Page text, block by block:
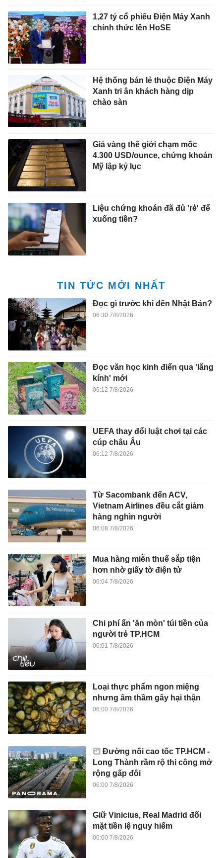
1,27 tỷ cổ phiếu Điện Máy Xanh
chính thức lên HoSE
Hệ thống bán lẻ thuộc Điện Máy
Xanh tri ân khách hàng dịp
chào sàn
Giá vàng thế giới chạm mốc
4.300 USD/ounce, chứng khoán
Mỹ lập kỷ lục
Liệu chứng khoán đã đủ 'rẻ' để
xuống tiền?
TIN TỨC MỚI NHẤT
Đọc gì trước khi đến Nhật Bản?
06:30 7/8/2026
Đọc văn học kinh điển qua 'lăng
kính' mới
06:12 7/8/2026
UEFA thay đổi luật chơi tại các
cúp châu Âu
06:12 7/8/2026
Từ Sacombank đến ACV,
Vietnam Airlines đều cắt giảm
hàng nghìn người
06:08 7/8/2026
Mua hàng miễn thuế sắp tiện
hơn nhờ giấy tờ điện tử
06:04 7/8/2026
Chi phí ẩn 'ăn mòn' túi tiền của
người trẻ TP.HCM
06:01 7/8/2026
Loại thực phẩm ngon miệng
nhưng âm thầm gây hại thận
06:00 7/8/2026
Đường nối cao tốc TP.HCM -
Long Thành rầm rộ thi công mở
rộng gấp đôi
06:00 7/8/2026
Giữ Vinicius, Real Madrid đối
mặt tiền lệ nguy hiểm
06:00 7/8/2026